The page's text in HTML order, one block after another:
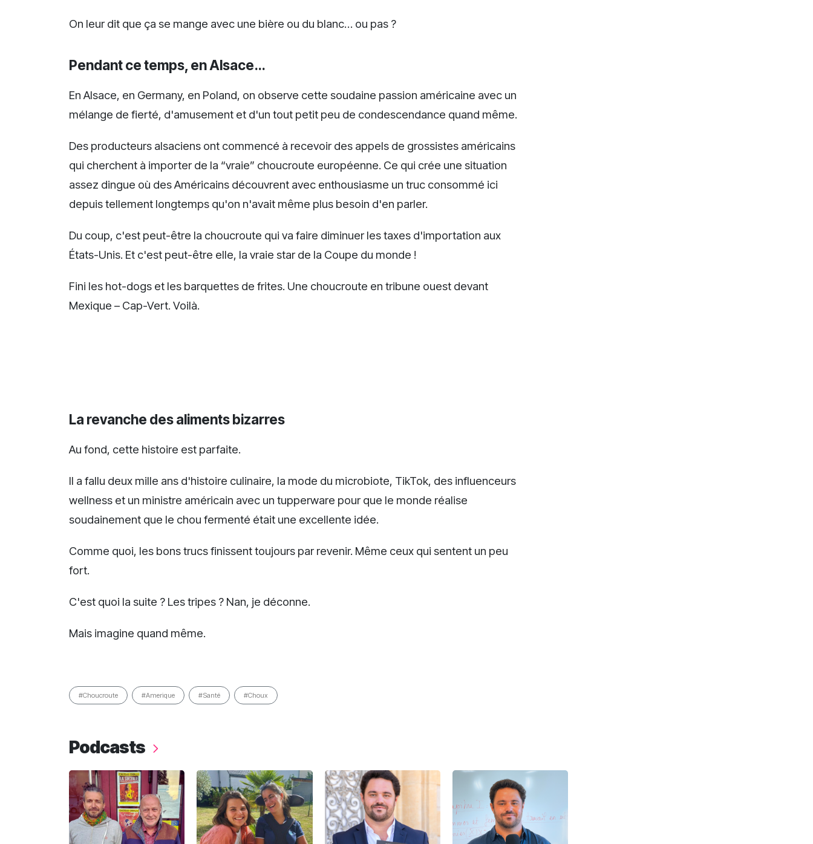
On leur dit que ça se mange avec une bière ou du blanc… ou pas ?
Pendant ce temps, en Alsace…
En Alsace, en Germany, en Poland, on observe cette soudaine passion américaine avec un
mélange de fierté, d'amusement et d'un tout petit peu de condescendance quand même.
Des producteurs alsaciens ont commencé à recevoir des appels de grossistes américains
qui cherchent à importer de la “vraie” choucroute européenne. Ce qui crée une situation
assez dingue où des Américains découvrent avec enthousiasme un truc consommé ici
depuis tellement longtemps qu'on n'avait même plus besoin d'en parler.
Du coup, c'est peut-être la choucroute qui va faire diminuer les taxes d'importation aux
États-Unis. Et c'est peut-être elle, la vraie star de la Coupe du monde !
Fini les hot-dogs et les barquettes de frites. Une choucroute en tribune ouest devant
Mexique – Cap-Vert. Voilà.
La revanche des aliments bizarres
Au fond, cette histoire est parfaite.
Il a fallu deux mille ans d'histoire culinaire, la mode du microbiote, TikTok, des influenceurs
wellness et un ministre américain avec un tupperware pour que le monde réalise
soudainement que le chou fermenté était une excellente idée.
Comme quoi, les bons trucs finissent toujours par revenir. Même ceux qui sentent un peu
fort.
C'est quoi la suite ? Les tripes ? Nan, je déconne.
Mais imagine quand même.
#Choucroute #Amerique #Santé #Choux
Podcasts